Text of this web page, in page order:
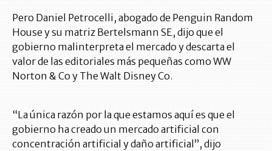
Pero Daniel Petrocelli, abogado de Penguin Random
House y su matriz Bertelsmann SE, dijo que el
gobierno malinterpreta el mercado y descarta el
valor de las editoriales más pequeñas como WW
Norton & Co y The Walt Disney Co.
“La única razón por la que estamos aquí es que el
gobierno ha creado un mercado artificial con
concentración artificial y daño artificial”, dijo